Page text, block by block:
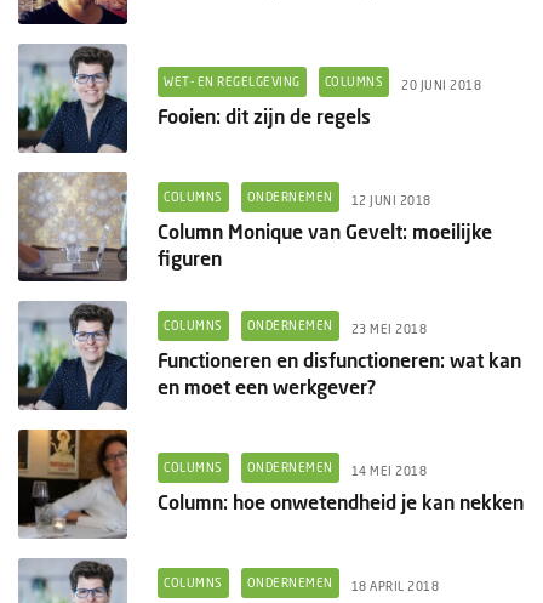
WET- EN REGELGEVING COLUMNS 20 JUNI 2018
Fooien: dit zijn de regels
COLUMNS ONDERNEMEN 12 JUNI 2018
Column Monique van Gevelt: moeilijke
figuren
COLUMNS ONDERNEMEN 23 MEI 2018
Functioneren en disfunctioneren: wat kan
en moet een werkgever?
COLUMNS ONDERNEMEN 14 MEI 2018
Column: hoe onwetendheid je kan nekken
COLUMNS ONDERNEMEN 18 APRIL 2018